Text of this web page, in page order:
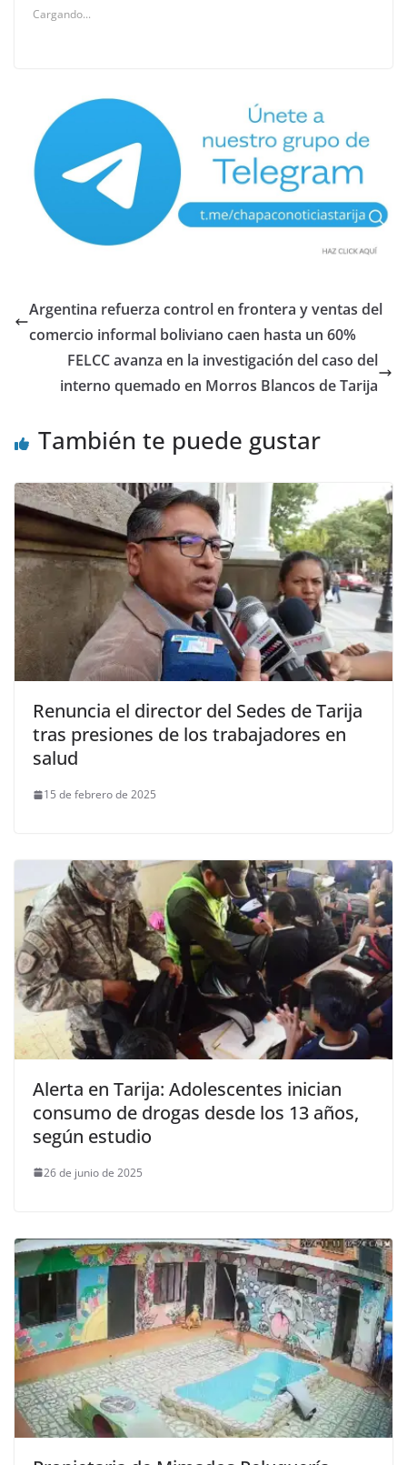
Cargando...
Argentina refuerza control en frontera y ventas del
comercio informal boliviano caen hasta un 60%
FELCC avanza en la investigación del caso del
interno quemado en Morros Blancos de Tarija
También te puede gustar
Renuncia el director del Sedes de Tarija
tras presiones de los trabajadores en
salud
15 de febrero de 2025
Alerta en Tarija: Adolescentes inician
consumo de drogas desde los 13 años,
según estudio
26 de junio de 2025